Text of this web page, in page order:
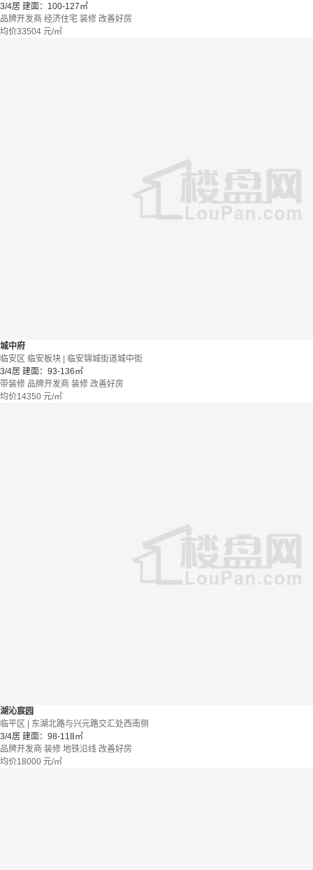
3/4居 建面：100-127㎡
品牌开发商 经济住宅 装修 改善好房
均价33504 元/㎡
城中府
临安区 临安板块 | 临安锦城街道城中街
3/4居 建面：93-136㎡
带装修 品牌开发商 装修 改善好房
均价14350 元/㎡
湖沁宸园
临平区 | 东湖北路与兴元路交汇处西南侧
3/4居 建面：98-118㎡
品牌开发商 装修 地铁沿线 改善好房
均价18000 元/㎡